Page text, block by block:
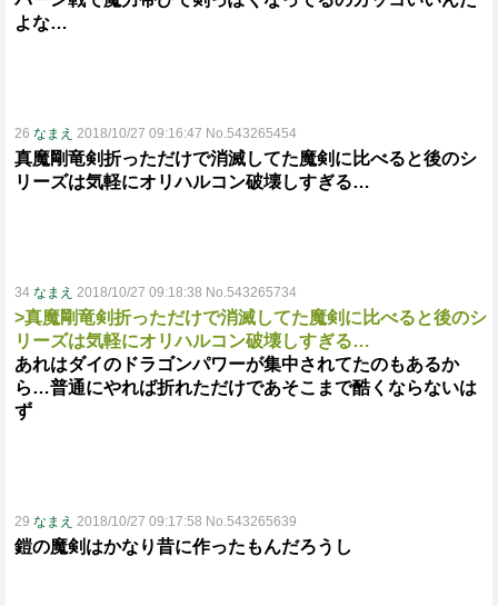
よな…
26 なまえ 2018/10/27 09:16:47 No.543265454
真魔剛竜剣折っただけで消滅してた魔剣に比べると後のシ
リーズは気軽にオリハルコン破壊しすぎる…
34 なまえ 2018/10/27 09:18:38 No.543265734
>真魔剛竜剣折っただけで消滅してた魔剣に比べると後のシ
リーズは気軽にオリハルコン破壊しすぎる…
あれはダイのドラゴンパワーが集中されてたのもあるか
ら…普通にやれば折れただけであそこまで酷くならないは
ず
29 なまえ 2018/10/27 09:17:58 No.543265639
鎧の魔剣はかなり昔に作ったもんだろうし